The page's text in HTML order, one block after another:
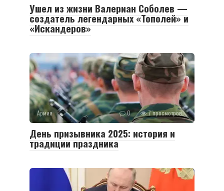
Ушел из жизни Валериан Соболев —
создатель легендарных «Тополей» и
«Искандеров»
Армия 0 7 просмотров
День призывника 2025: история и
традиции праздника